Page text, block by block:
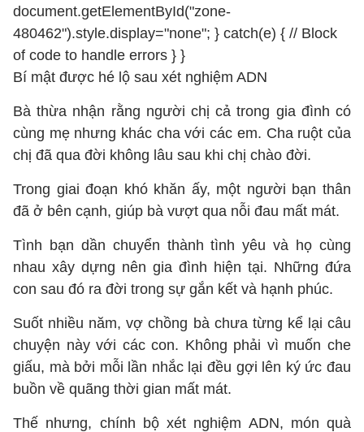
document.getElementById("zone-
480462").style.display="none"; } catch(e) { // Block
of code to handle errors } }
Bí mật được hé lộ sau xét nghiệm ADN
Bà thừa nhận rằng người chị cả trong gia đình có
cùng mẹ nhưng khác cha với các em. Cha ruột của
chị đã qua đời không lâu sau khi chị chào đời.
Trong giai đoạn khó khăn ấy, một người bạn thân
đã ở bên cạnh, giúp bà vượt qua nỗi đau mất mát.
Tình bạn dần chuyển thành tình yêu và họ cùng
nhau xây dựng nên gia đình hiện tại. Những đứa
con sau đó ra đời trong sự gắn kết và hạnh phúc.
Suốt nhiều năm, vợ chồng bà chưa từng kể lại câu
chuyện này với các con. Không phải vì muốn che
giấu, mà bởi mỗi lần nhắc lại đều gợi lên ký ức đau
buồn về quãng thời gian mất mát.
Thế nhưng, chính bộ xét nghiệm ADN, món quà